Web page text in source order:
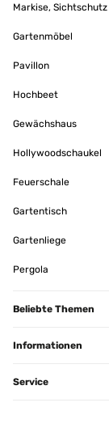
Markise, Sichtschutz
Gartenmöbel
Pavillon
Hochbeet
Gewächshaus
Hollywoodschaukel
Feuerschale
Gartentisch
Gartenliege
Pergola
Beliebte Themen
Informationen
Service